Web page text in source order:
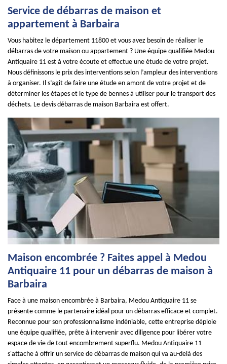
Service de débarras de maison et
appartement à Barbaira
Vous habitez le département 11800 et vous avez besoin de réaliser le
débarras de votre maison ou appartement ? Une équipe qualifiée Medou
Antiquaire 11 est à votre écoute et effectue une étude de votre projet.
Nous définissons le prix des interventions selon l’ampleur des interventions
à organiser. Il s’agit de faire une étude en amont de votre projet et de
déterminer les étapes et le type de bennes à utiliser pour le transport des
déchets. Le devis débarras de maison Barbaira est offert.
Maison encombrée ? Faites appel à Medou
Antiquaire 11 pour un débarras de maison à
Barbaira
Face à une maison encombrée à Barbaira, Medou Antiquaire 11 se
présente comme le partenaire idéal pour un débarras efficace et complet.
Reconnue pour son professionnalisme indéniable, cette entreprise déploie
une équipe qualifiée, prête à intervenir avec diligence pour libérer votre
espace de vie de tout encombrement superflu. Medou Antiquaire 11
s'attache à offrir un service de débarras de maison qui va au-delà des